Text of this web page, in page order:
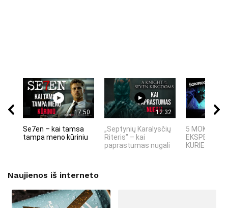
17:50
Se7en – kai tamsa
tampa meno kūriniu
12:32
„Septynių Karalysčių
Riteris" – kai
paprastumas nugali
5 MOKSLINIAI
KURIE
Naujienos iš interneto